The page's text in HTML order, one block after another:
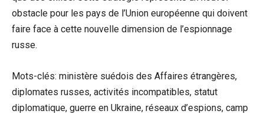
obstacle pour les pays de l’Union européenne qui doivent
faire face à cette nouvelle dimension de l’espionnage
russe.
Mots-clés: ministère suédois des Affaires étrangères,
diplomates russes, activités incompatibles, statut
diplomatique, guerre en Ukraine, réseaux d’espions, camp